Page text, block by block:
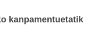
kanpamentuetatik